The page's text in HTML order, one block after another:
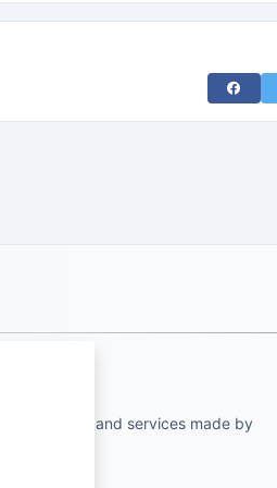
Share
online tools and services made by